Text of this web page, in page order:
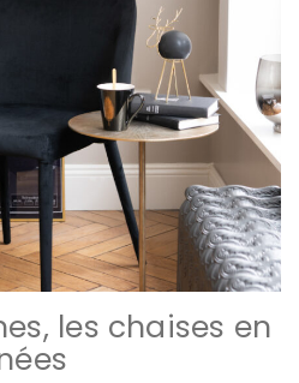
les chaises en